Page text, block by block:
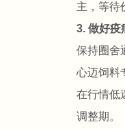
主，等待
3. 做好疫
保持圈舍
心迈饲料
在行情低
调整期。